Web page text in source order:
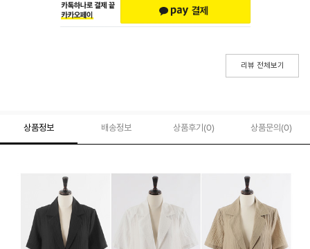
리뷰 전체보기
상품정보 배송정보 상품후기(0) 상품문의 (0)